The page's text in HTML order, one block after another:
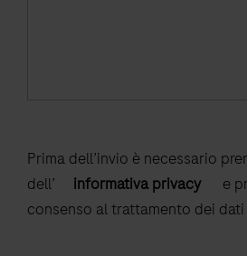
Prima dell’invio è necessario
dell’
informativa privacy
e
consenso al trattamento dei